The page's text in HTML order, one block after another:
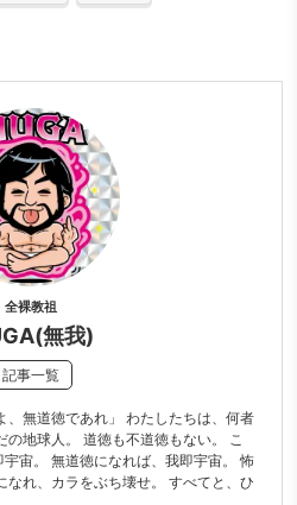
全裸教祖
無我)
記事一覧
、無道徳であれ」 わたしたちは、何者
地球人。 道徳も不道徳もない。 こ
宙。 無道徳になれば、我即宇宙。 怖
なれ、カラをぶち壊せ。 すべてと、ひ